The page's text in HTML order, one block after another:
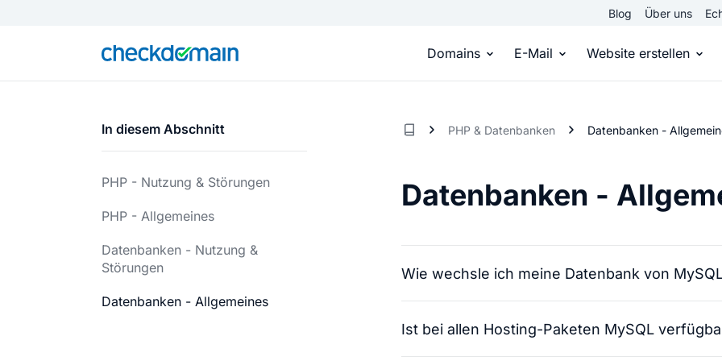
Blog Über uns
Domains
Domain kaufen
Du hast die Idee, wir die passende Domain
Top Level Domains
Domain registrieren
Einfach & schnell beim Domain-Profi
E-Mail
Eigene Email Domain
Erstelle Deine eigene E-
E-Mail-Hosting
Website erstellen
Website
Erstelle
Online-
Bringe dein
In diesem Abschnitt
PHP - Nutzung & Störungen
PHP - Allgemeines
Datenbanken - Nutzung &
Störungen
Datenbanken - Allgemeines
PHP & Datenbanken Datenbanken -
Datenbanken -
Wie wechsle ich meine Datenbank von
Ist bei allen Hosting-Paketen MySQL